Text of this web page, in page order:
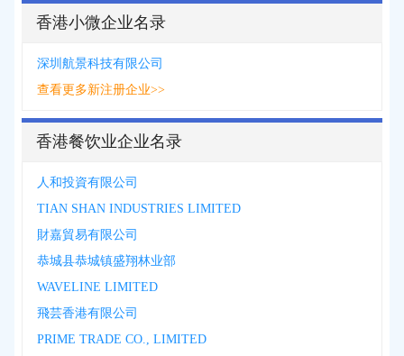
香港小微企业名录
深圳航景科技有限公司
查看更多新注册企业>>
香港餐饮业企业名录
人和投資有限公司
TIAN SHAN INDUSTRIES LIMITED
財嘉貿易有限公司
恭城县恭城镇盛翔林业部
WAVELINE LIMITED
飛芸香港有限公司
PRIME TRADE CO., LIMITED